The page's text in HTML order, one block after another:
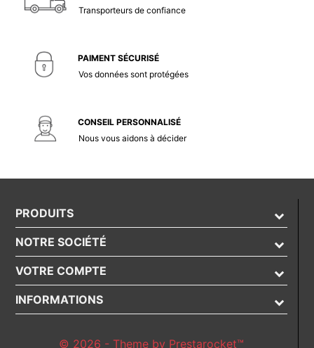
Transporteurs de confiance
PAIMENT SÉCURISÉ
Vos données sont protégées
CONSEIL PERSONNALISÉ
Nous vous aidons à décider
PRODUITS
NOTRE SOCIÉTÉ
VOTRE COMPTE
INFORMATIONS
© 2026 - Theme by Prestarocket™